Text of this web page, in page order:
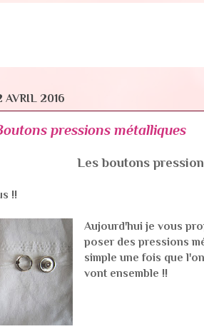
AVRIL 2016
pressions métalliques
Les boutons
!!
Aujourd'hui je vous
poser des pressions
simple une fois que
vont ensemble !!